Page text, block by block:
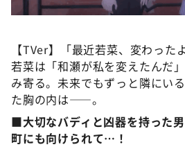
【TVer】「最近若菜、変わった
若菜は「和瀬が私を変えたんだ
み寄る。未来でもずっと隣にい
た胸の内は――。
■大切なバディと凶器を持った
町にも向けられて…！